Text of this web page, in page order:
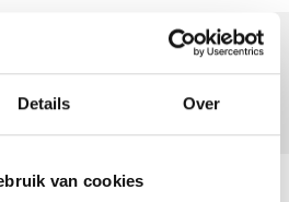
Details Over
van cookies
l
t
a
Certificaat van aandeel
0,00